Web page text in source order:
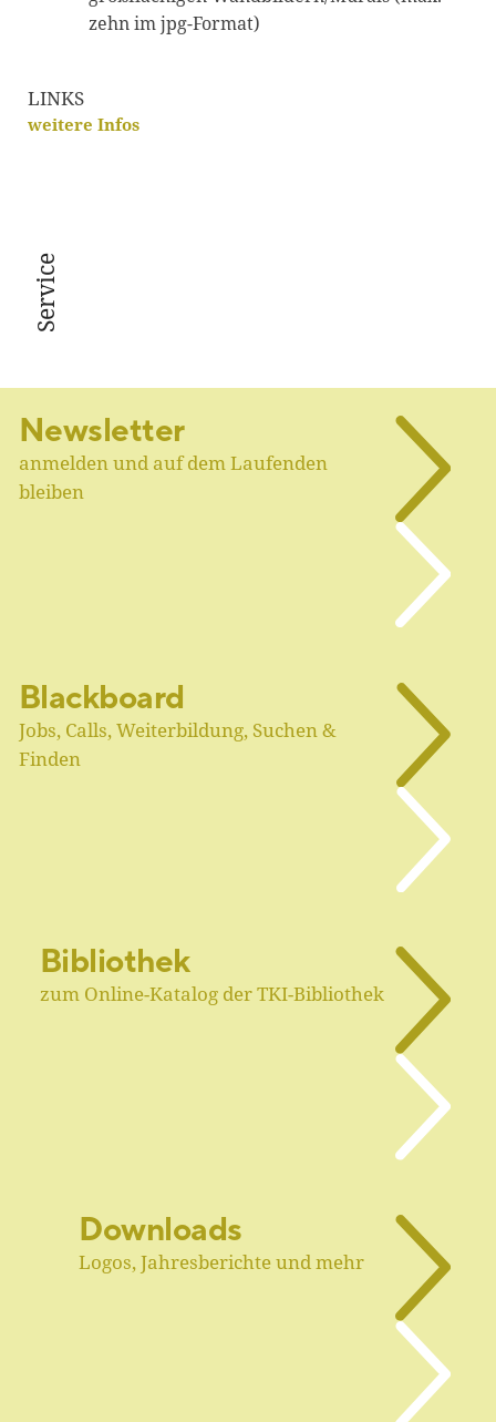
zehn im jpg-Format)
LINKS
weitere Infos
Service
Newsletter
anmelden und auf dem Laufenden
bleiben
Blackboard
Jobs, Calls, Weiterbildung, Suchen &
Finden
Bibliothek
zum Online-Katalog der TKI-Bibliothek
Downloads
Logos, Jahresberichte und mehr